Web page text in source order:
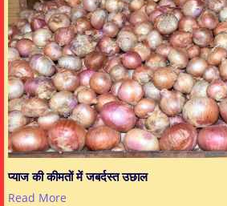
प्याज की कीमतों में जबर्दस्त उछाल
Read More